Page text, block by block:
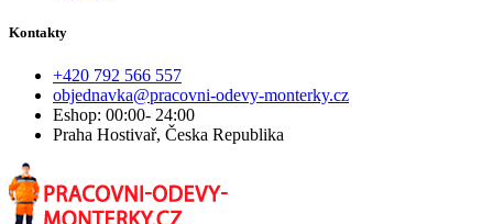
Kontakty
+420 792 566 557
objednavka@pracovni-odevy-monterky.cz
Eshop: 00:00- 24:00
Praha Hostivař, Česka Republika